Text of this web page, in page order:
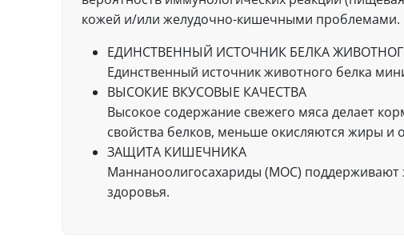
кожей и/или желудочно-кишечными проблемами.
ЕДИНСТВЕННЫЙ ИСТОЧНИК БЕЛКА
Единственный источник животного белка
ВЫСОКИЕ ВКУСОВЫЕ КАЧЕСТВА
Высокое содержание свежего мяса делает
свойства белков, меньше окисляются жиры и
ЗАЩИТА КИШЕЧНИКА
Маннаноолигосахариды (МОС)
здоровья.